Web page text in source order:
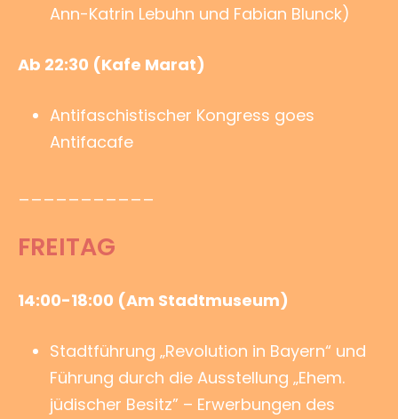
Ann-Katrin Lebuhn und Fabian Blunck)
Ab 22:30 (Kafe Marat)
Antifaschistischer Kongress goes
Antifacafe
FREITAG
14:00-18:00 (Am Stadtmuseum)
Stadtführung „Revolution in Bayern“ und
Führung durch die Ausstellung „Ehem.
jüdischer Besitz” – Erwerbungen des